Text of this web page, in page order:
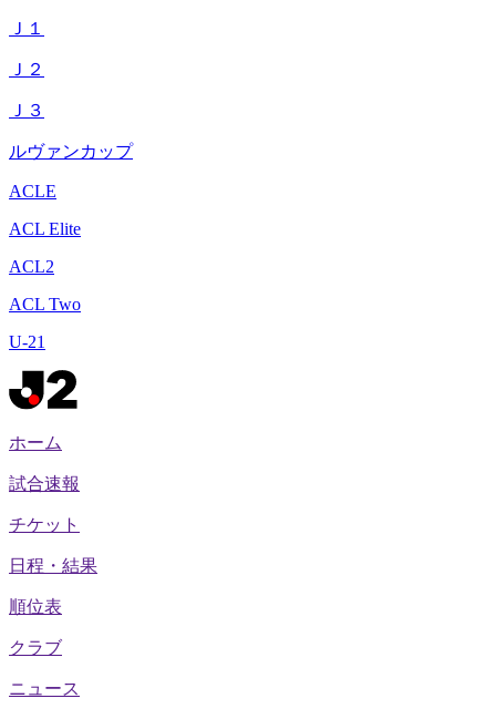
Ｊ１
Ｊ２
Ｊ３
ルヴァンカップ
ACLE
ACL Elite
ACL2
ACL Two
U-21
ホーム
試合速報
チケット
日程・結果
順位表
クラブ
ニュース